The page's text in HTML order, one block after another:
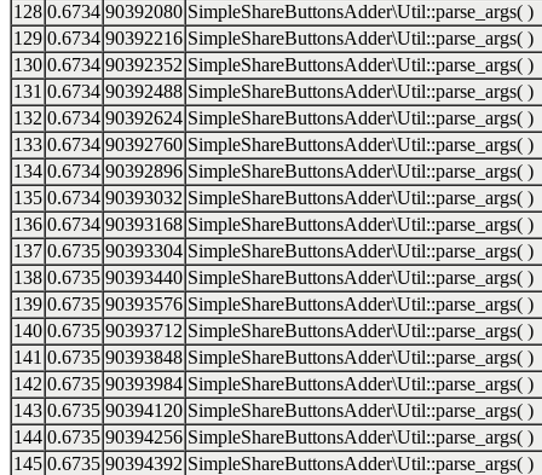
128 0.6734 90392080 SimpleShareButtonsAdder\Util::parse_args( )
129 0.6734 90392216 SimpleShareButtonsAdder\Util::parse_args( )
130 0.6734 90392352 SimpleShareButtonsAdder\Util::parse_args( )
131 0.6734 90392488 SimpleShareButtonsAdder\Util::parse_args( )
132 0.6734 90392624 SimpleShareButtonsAdder\Util::parse_args( )
133 0.6734 90392760 SimpleShareButtonsAdder\Util::parse_args( )
134 0.6734 90392896 SimpleShareButtonsAdder\Util::parse_args( )
135 0.6734 90393032 SimpleShareButtonsAdder\Util::parse_args( )
136 0.6734 90393168 SimpleShareButtonsAdder\Util::parse_args( )
137 0.6735 90393304 SimpleShareButtonsAdder\Util::parse_args( )
138 0.6735 90393440 SimpleShareButtonsAdder\Util::parse_args( )
139 0.6735 90393576 SimpleShareButtonsAdder\Util::parse_args( )
140 0.6735 90393712 SimpleShareButtonsAdder\Util::parse_args( )
141 0.6735 90393848 SimpleShareButtonsAdder\Util::parse_args( )
142 0.6735 90393984 SimpleShareButtonsAdder\Util::parse_args( )
143 0.6735 90394120 SimpleShareButtonsAdder\Util::parse_args( )
144 0.6735 90394256 SimpleShareButtonsAdder\Util::parse_args( )
145 0.6735 90394392 SimpleShareButtonsAdder\Util::parse_args( )